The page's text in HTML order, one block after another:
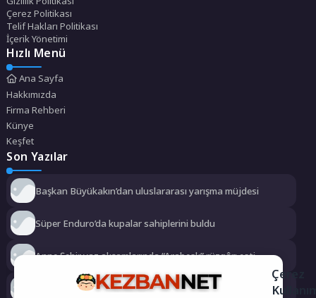
Çerez Politikası
Telif Hakları Politikası
İçerik Yönetimi
Hızlı Menü
Ana Sayfa
Hakkımızda
Firma Rehberi
Künye
Keşfet
Son Yazılar
Başkan Büyükakın’dan uluslararası yarışma müjdesi
Süper Enduro’da kupalar sahiplerini buldu
Anne Şehir yaz akşamlarında “Arabesk” rüzgârı esti
Didim Belediyesi dayanışmayı büyütüyor
Çerez